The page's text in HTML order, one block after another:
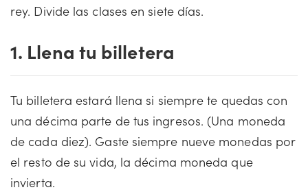
rey. Divide las clases en siete días.
1. Llena tu billetera
Tu billetera estará llena si siempre te quedas con
una décima parte de tus ingresos. (Una moneda
de cada diez). Gaste siempre nueve monedas por
el resto de su vida, la décima moneda que
invierta.